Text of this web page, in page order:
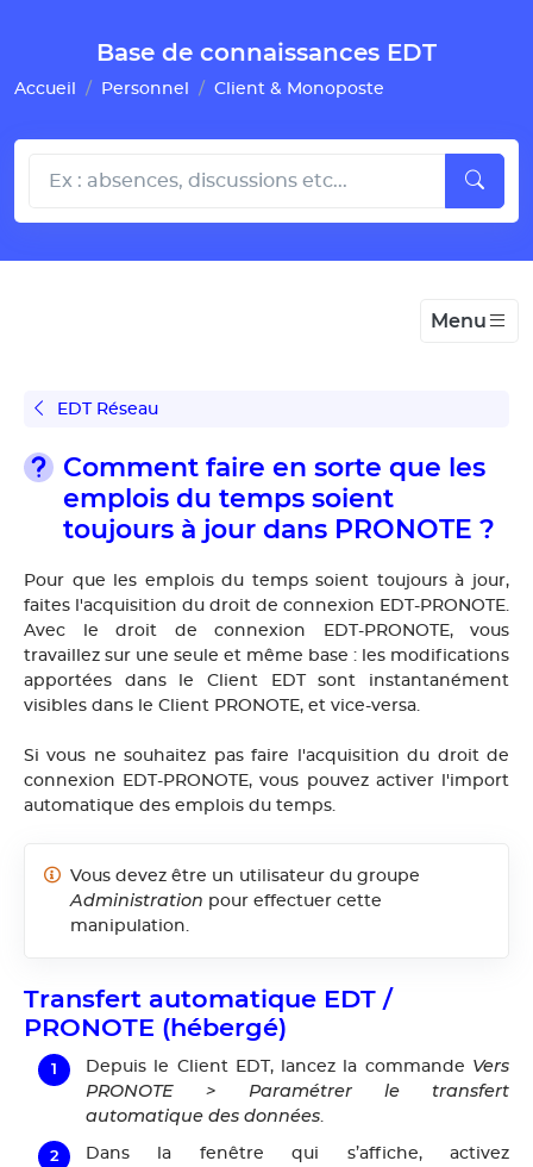
Base de connaissances EDT
Accueil Personnel Client & Monoposte
Menu
EDT Réseau
Comment faire en sorte que les
emplois du temps soient
toujours à jour dans PRONOTE ?
Pour que les emplois du temps soient toujours à jour,
faites l'acquisition du droit de connexion EDT-PRONOTE.
Avec le droit de connexion EDT-PRONOTE, vous
travaillez sur une seule et même base : les modifications
apportées dans le Client EDT sont instantanément
visibles dans le Client PRONOTE, et vice-versa.
Si vous ne souhaitez pas faire l'acquisition du droit de
connexion EDT-PRONOTE, vous pouvez activer l'import
automatique des emplois du temps.
Vous devez être un utilisateur du groupe
Administration pour effectuer cette
manipulation.
Transfert automatique EDT /
PRONOTE (hébergé)
Depuis le Client EDT, lancez la commande Vers
PRONOTE > Paramétrer le transfert
automatique des données
Dans la fenêtre qui s’affiche, activez